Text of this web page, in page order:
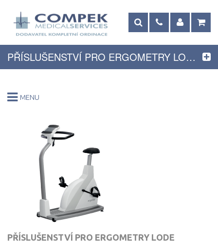
PŘÍSLUŠENSTVÍ PRO ERGOMETRY LODE
PŘÍSLUŠENSTVÍ PRO ERGOMETRY LODE
MENU